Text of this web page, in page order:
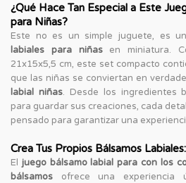
¿Qué Hace Tan Especial a Este
para Niñas?
Este no es un simple juguete, es un
labiales para niñasen miniatura.
21x15x5,5 cm, este set compacto
que las niñas se conviertan en
labial niñas. Desde los ingredientes
para guardar sus creaciones, cada
pensado para garantizar una
Crea Tus Propios Bálsamos
El juego bálsamo labial para con los
bálsamos ofrece una experiencia